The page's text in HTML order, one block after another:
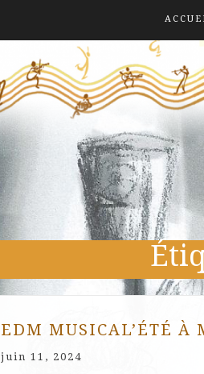
EDM MUSICAL’ÉTÉ À
juin 11, 2024